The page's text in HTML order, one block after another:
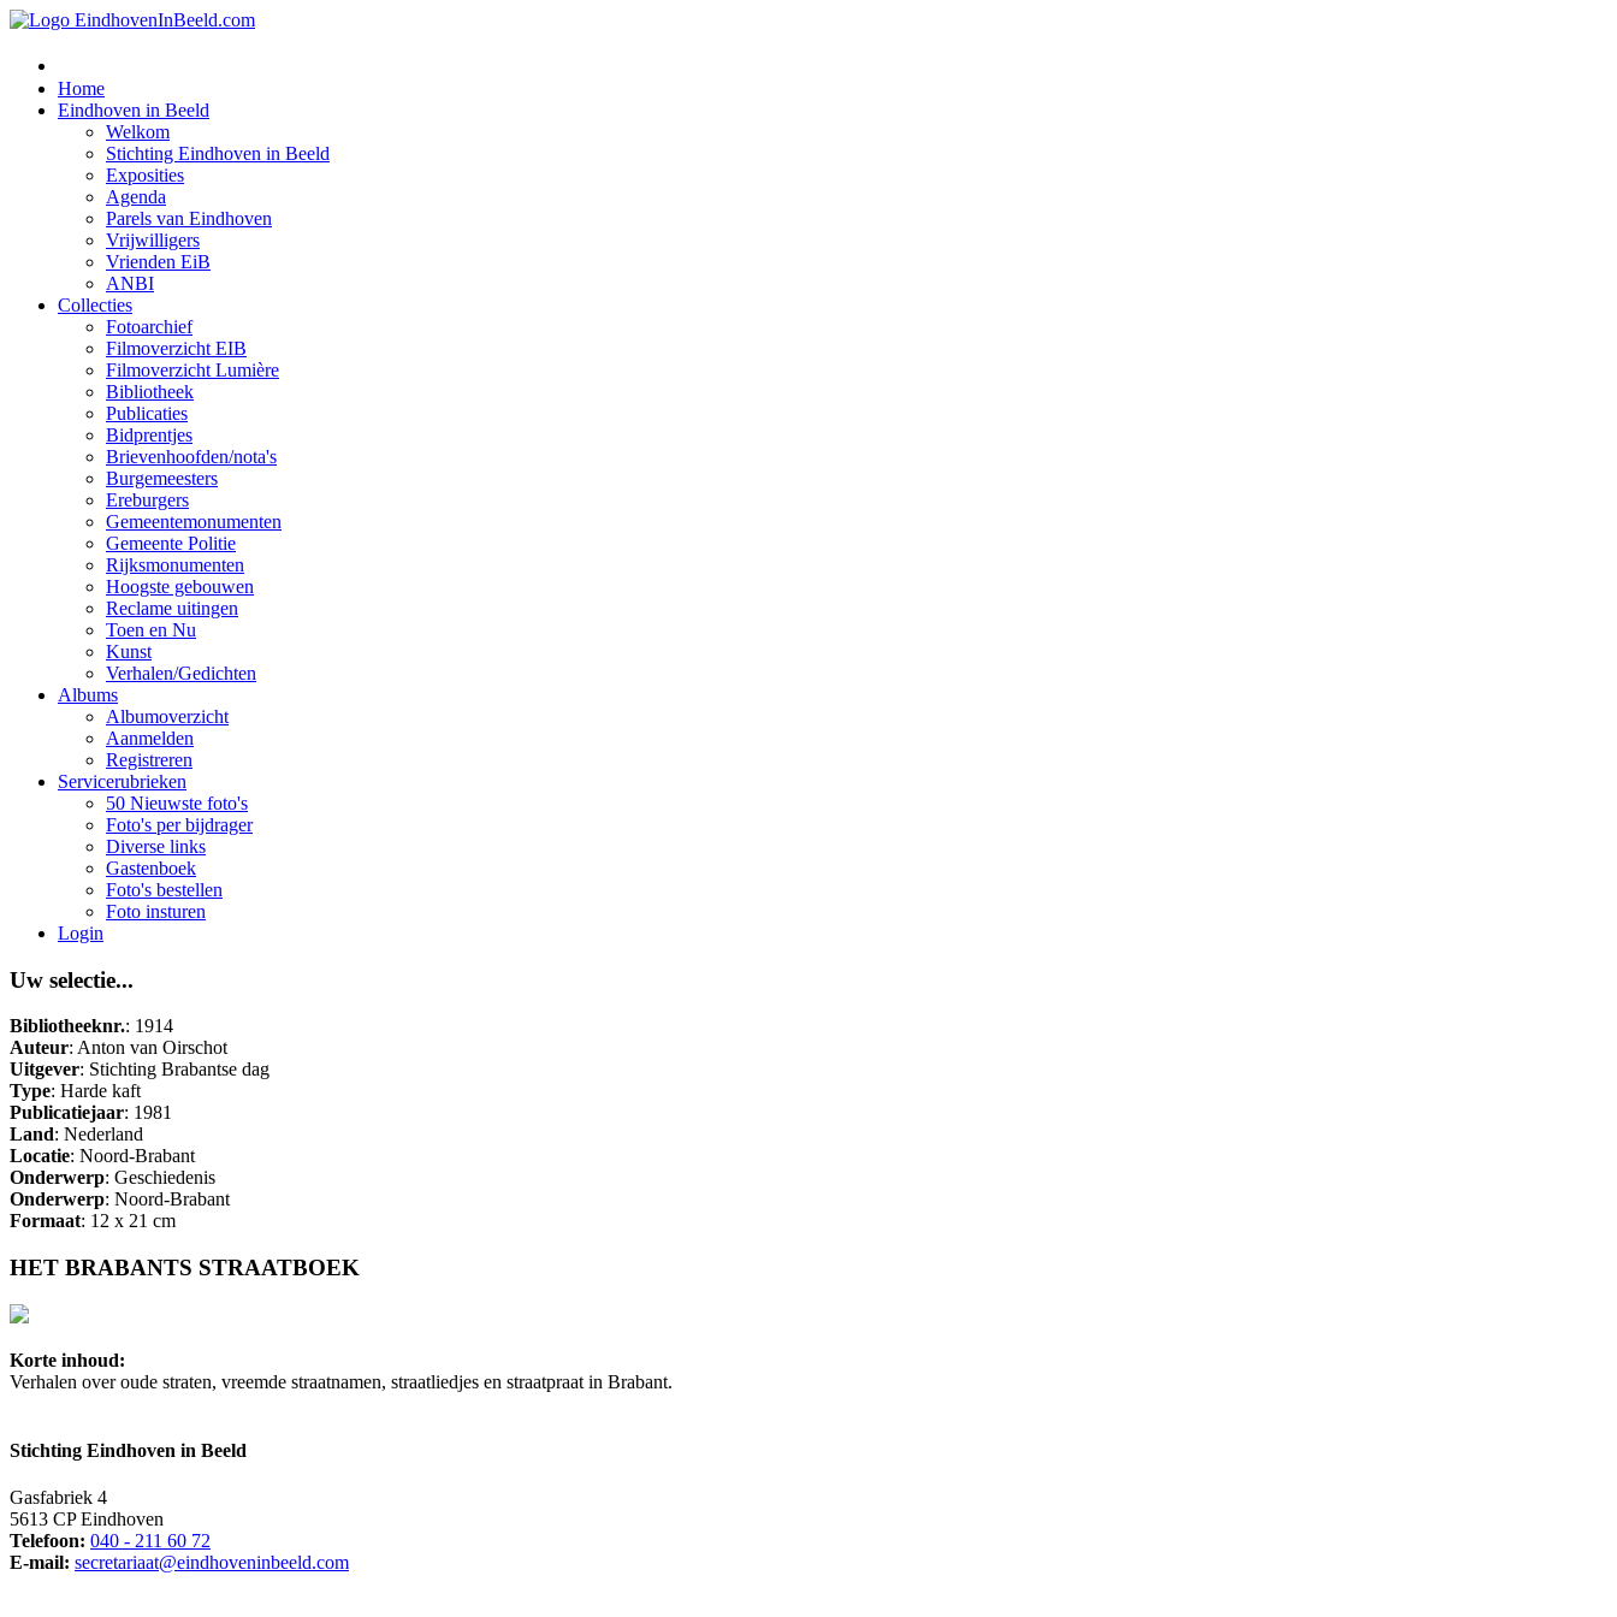
Home
Eindhoven in Beeld
Welkom
Stichting Eindhoven in Beeld
Exposities
Agenda
Parels van Eindhoven
Vrijwilligers
Vrienden EiB
ANBI
Collecties
Fotoarchief
Filmoverzicht EIB
Filmoverzicht Lumière
Bibliotheek
Publicaties
Bidprentjes
Brievenhoofden/nota's
Burgemeesters
Ereburgers
Gemeentemonumenten
Gemeente Politie
Rijksmonumenten
Hoogste gebouwen
Reclame uitingen
Toen en Nu
Kunst
Verhalen/Gedichten
Albums
Albumoverzicht
Aanmelden
Registreren
Servicerubrieken
50 Nieuwste foto's
Foto's per bijdrager
Diverse links
Gastenboek
Foto's bestellen
Foto insturen
Login
Uw selectie...
Bibliotheeknr.: 1914
Auteur: Anton van Oirschot
Uitgever: Stichting Brabantse dag
Type: Harde kaft
Publicatiejaar: 1981
Land: Nederland
Locatie: Noord-Brabant
Onderwerp: Geschiedenis
Onderwerp: Noord-Brabant
Formaat: 12 x 21 cm
HET BRABANTS STRAATBOEK
Korte inhoud:
Verhalen over oude straten, vreemde straatnamen, straatliedjes en straatpraat in Brabant.
Stichting Eindhoven in Beeld
Gasfabriek 4
5613 CP Eindhoven
Telefoon: 040 - 211 60 72
E-mail: secretariaat@eindhoveninbeeld.com